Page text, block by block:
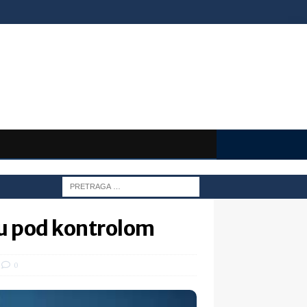
pod kontrolom
0